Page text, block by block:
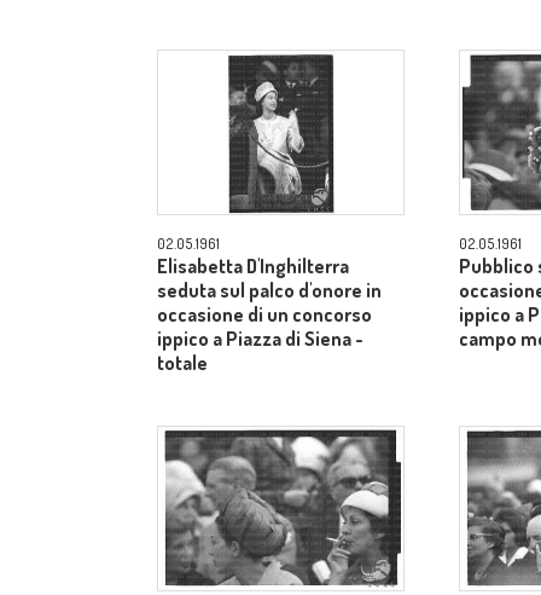
02.05.1961
Elisabetta D'Inghilterra
seduta sul palco d'onore in
occasione di un concorso
ippico a Piazza di Siena -
totale
02.05.1961
Pubblico
ippico a
campo